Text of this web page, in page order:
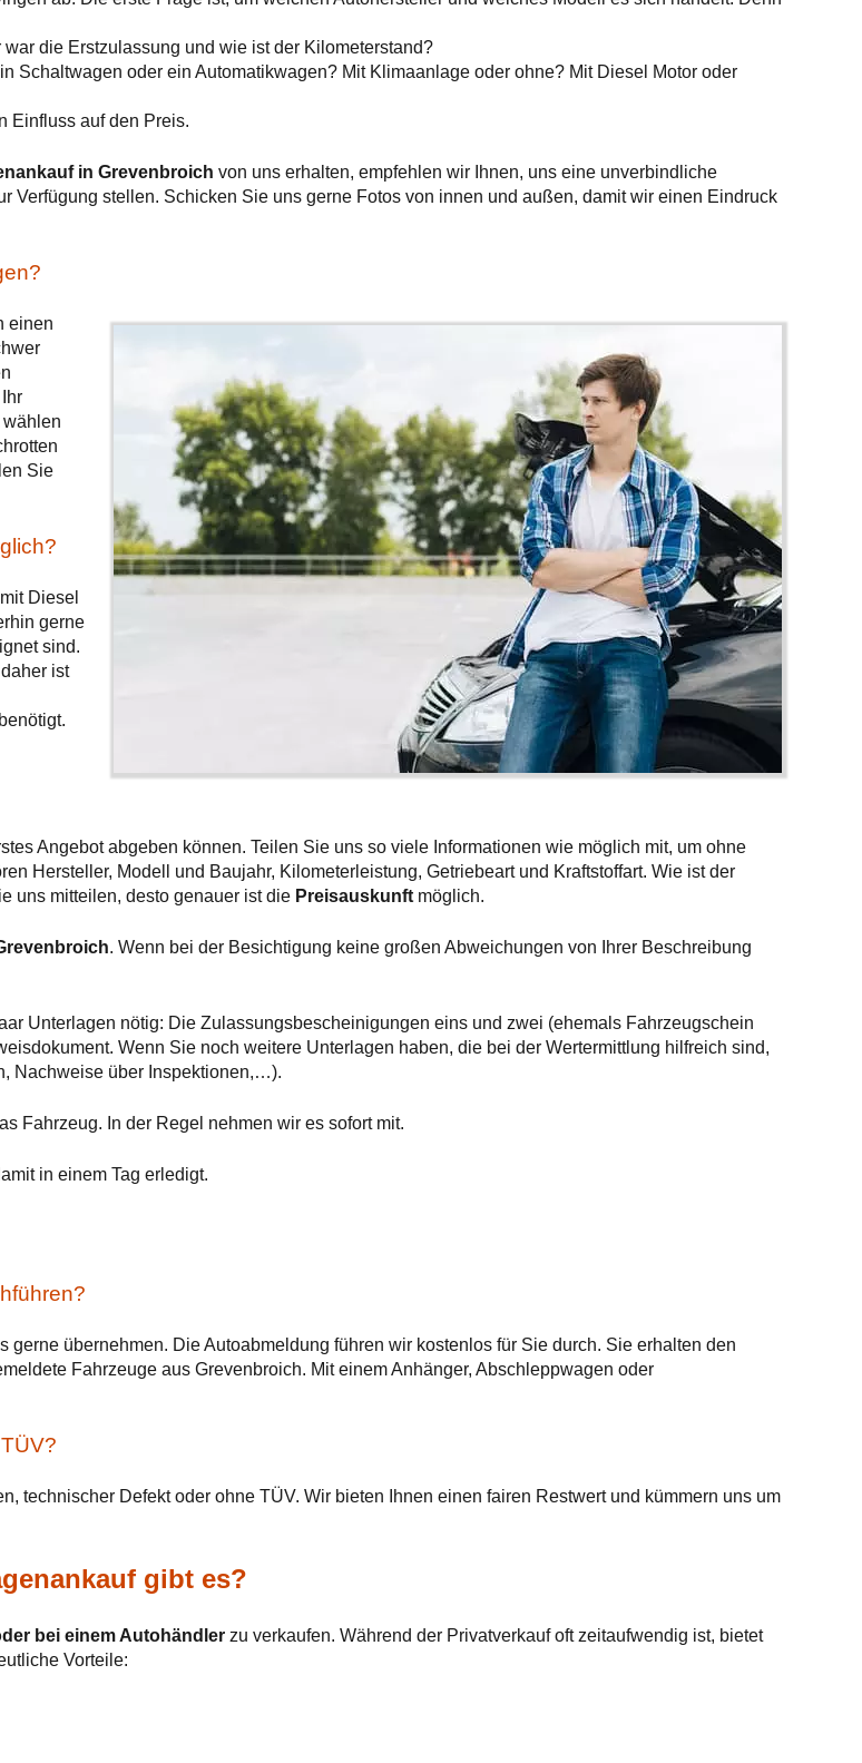
die Erstzulassung und wie ist der Kilometerstand?
Schaltwagen oder ein Automatikwagen? Mit Klimaanlage oder ohne? Mit Diesel Motor oder
Einfluss auf den Preis.
in Grevenbroich von uns erhalten, empfehlen wir Ihnen, uns eine unverbindliche
Verfügung stellen. Schicken Sie uns gerne Fotos von innen und außen, damit wir einen Eindruck
einen
wählen
Sie
Diesel
gerne
sind.
ist
Angebot abgeben können. Teilen Sie uns so viele Informationen wie möglich mit, um ohne
Hersteller, Modell und Baujahr, Kilometerleistung, Getriebeart und Kraftstoffart. Wie ist der
uns mitteilen, desto genauer ist die Preisauskunft möglich.
. Wenn bei der Besichtigung keine großen Abweichungen von Ihrer Beschreibung
Unterlagen nötig: Die Zulassungsbescheinigungen eins und zwei (ehemals Fahrzeugschein
Wenn Sie noch weitere Unterlagen haben, die bei der Wertermittlung hilfreich sind,
Nachweise über Inspektionen,…).
Fahrzeug. In der Regel nehmen wir es sofort mit.
in einem Tag erledigt.
übernehmen. Die Autoabmeldung führen wir kostenlos für Sie durch. Sie erhalten den
Fahrzeuge aus Grevenbroich. Mit einem Anhänger, Abschleppwagen oder
technischer Defekt oder ohne TÜV. Wir bieten Ihnen einen fairen Restwert und kümmern uns um
gibt es?
bei einem Autohändler zu verkaufen. Während der Privatverkauf oft zeitaufwendig ist, bietet
Vorteile: